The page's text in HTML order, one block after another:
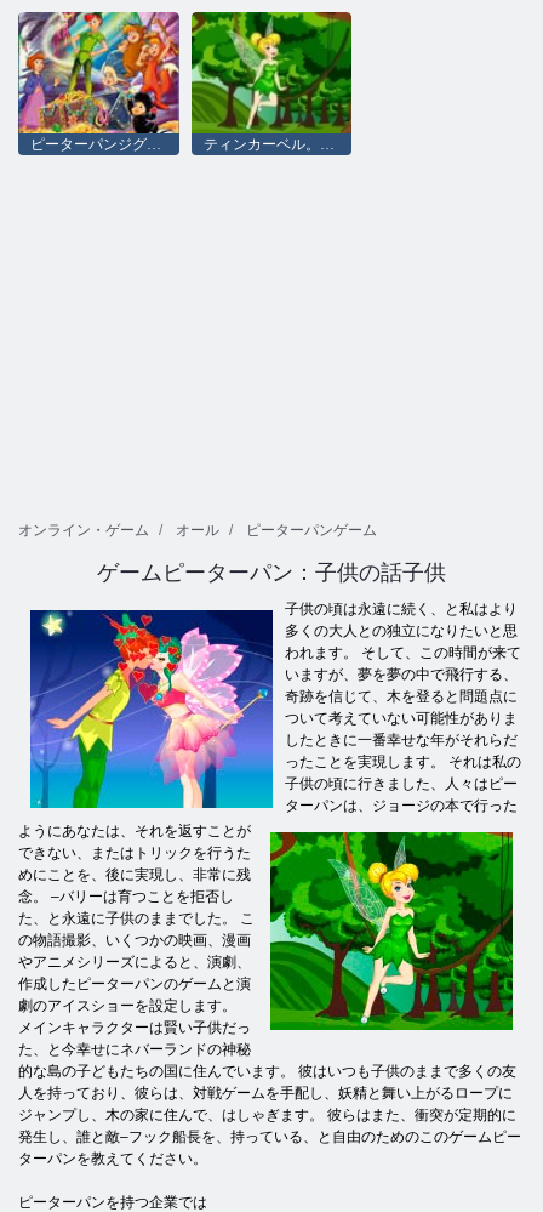
オンライン・ゲーム オール ピーターパンゲーム
ゲームピーターパン：子供の話子供
子供の頃は永遠に続く、と私はより
多くの大人との独立になりたいと思
われます。 そして、この時間が来て
いますが、夢を夢の中で飛行する、
奇跡を信じて、木を登ると問題点に
ついて考えていない可能性がありま
したときに一番幸せな年がそれらだ
ったことを実現します。 それは私の
子供の頃に行きました、人々はピー
ターパンは、ジョージの本で行った
ようにあなたは、それを返すことが
できない、またはトリックを行うた
めにことを、後に実現し、非常に残
念。 –バリーは育つことを拒否し
た、と永遠に子供のままでした。 こ
の物語撮影、いくつかの映画、漫画
やアニメシリーズによると、演劇、
作成したピーターパンのゲームと演
劇のアイスショーを設定します。
メインキャラクターは賢い子供だっ
た、と今幸せにネバーランドの神秘
的な島の子どもたちの国に住んでいます。 彼はいつも子供のままで多くの友
人を持っており、彼らは、対戦ゲームを手配し、妖精と舞い上がるロープに
ジャンプし、木の家に住んで、はしゃぎます。 彼らはまた、衝突が定期的に
発生し、誰と敵–フック船長を、持っている、と自由のためのこのゲームピー
ターパンを教えてください。
ピーターパンを持つ企業では